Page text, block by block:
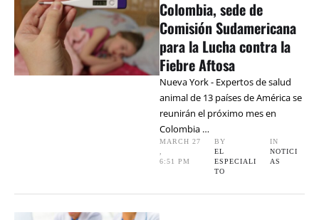
Colombia, sede de
Comisión Sudamericana
para la Lucha contra la
Fiebre Aftosa
Nueva York - Expertos de salud
animal de 13 países de América se
reunirán el próximo mes en
Colombia …
MARCH 27
,
6:51 PM
BY
EL
ESPECIALI
TO
IN
NOTICI
AS